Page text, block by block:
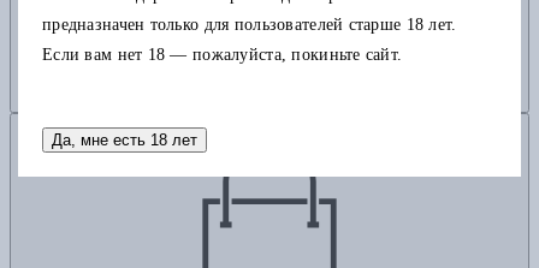
Добавить в корзину
предназначен только для пользователей старше 18 лет.
Если вам нет 18 — пожалуйста, покиньте сайт.
Да, мне есть 18 лет